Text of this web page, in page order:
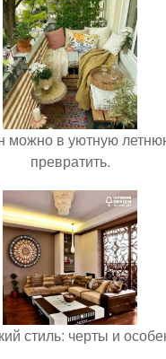
можно в уютную
превратить.
стиль: черты и